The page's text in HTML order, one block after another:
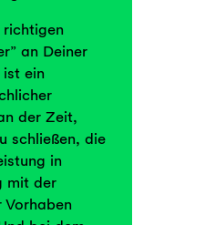
an Deiner
ist ein
der Zeit,
schließen, die
in
mit der
Vorhaben